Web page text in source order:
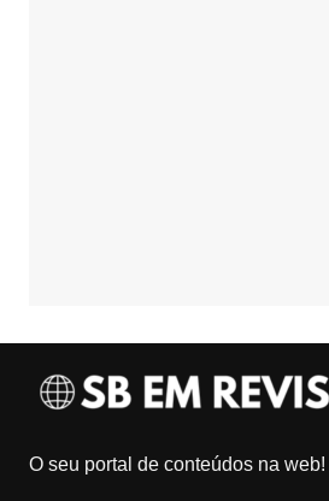
O seu portal de conteúdos na web!